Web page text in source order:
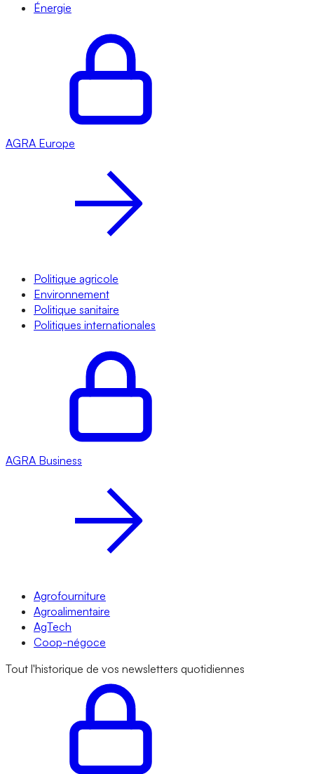
Énergie
AGRA Europe
Politique agricole
Environnement
Politique sanitaire
Politiques internationales
AGRA Business
Agrofourniture
Agroalimentaire
AgTech
Coop-négoce
Tout l'historique de vos newsletters quotidiennes